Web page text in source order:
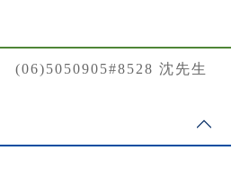
(06)5050905#8528 沈先生